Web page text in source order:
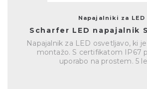
Napajalniki za LED
Scharfer LED napajalnik
Napajalnik za LED osvetljavo, ki
montažo. S certifikatom IP67
uporabo na prostem. 5